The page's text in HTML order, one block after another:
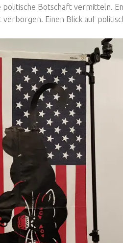
Botschaft vermitteln.
Einen Blick auf